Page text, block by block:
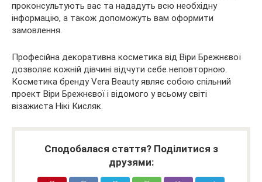
проконсультують вас та нададуть всю необхідну
інформацію, а також допоможуть вам оформити
замовлення.
Професійна декоративна косметика від Віри Брежнєвої
дозволяє кожній дівчині відчути себе неповторною.
Косметика бренду Vera Beauty являє собою спільний
проект Віри Брежнєвої і відомого у всьому світі
візажиста Нікі Кисляк.
Сподобалася стаття? Поділитися з
друзями: